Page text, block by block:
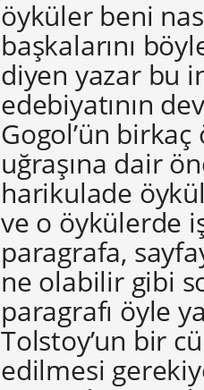
öyküler beni
başkalarını
diyen yazar bu
edebiyatının
Gogol’ün
uğraşına dair
harikulade
ve o öykülerde
paragrafa,
ne olabilir gibi
paragrafı öyle
Tolstoy’un bir
edilmesi